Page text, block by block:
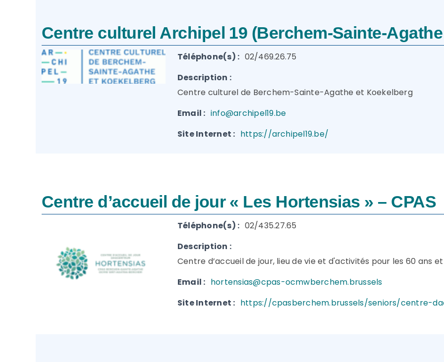
Centre culturel Archipel 19 (Berchem-Sainte-
Téléphone(s) : 02/469.26.75
Description :
Centre culturel de Berchem-Sainte-Agathe et Koekelberg
Email : info@archipel19.be
Site Internet : https://archipel19.be/
Centre d’accueil de jour « Les Hortensias » – CPAS
Téléphone(s) : 02/435.27.65
Description :
Centre d’accueil de jour, lieu de vie et d'activités pour les 60 ans
Email : hortensias@cpas-ocmwberchem.brussels
Site Internet : https://cpasberchem.brussels/seniors/centre-